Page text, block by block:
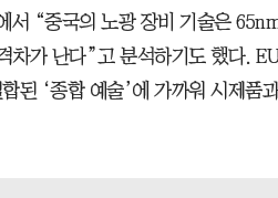
서 “중국의 노광 장비 기술은
차가 난다”고 분석하기도 했다.
된 ‘종합 예술’에 가까워 시제품